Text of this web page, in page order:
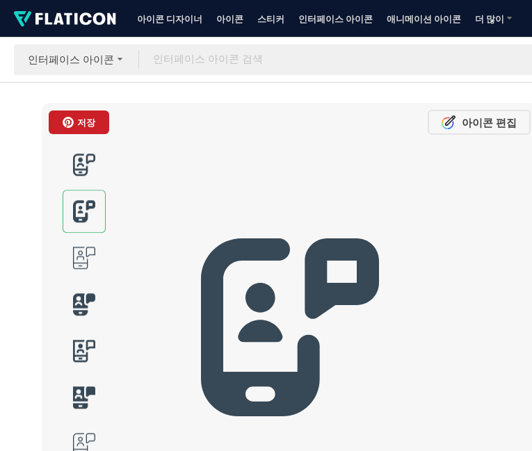
아이콘 디자이너 아이콘 스티커 인터페이스 아이콘 애니메이션 아이콘 더 많이
인터페이스 아이콘
저장 아이콘 편집